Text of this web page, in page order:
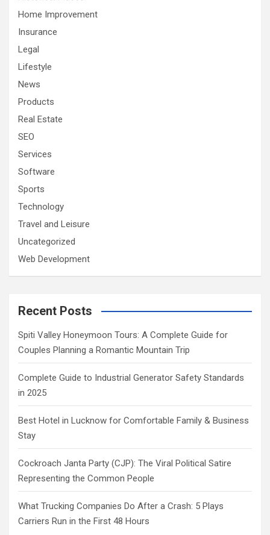
Home Improvement
Insurance
Legal
Lifestyle
News
Products
Real Estate
SEO
Services
Software
Sports
Technology
Travel and Leisure
Uncategorized
Web Development
Recent Posts
Spiti Valley Honeymoon Tours: A Complete Guide for
Couples Planning a Romantic Mountain Trip
Complete Guide to Industrial Generator Safety Standards
in 2025
Best Hotel in Lucknow for Comfortable Family & Business
Stay
Cockroach Janta Party (CJP): The Viral Political Satire
Representing the Common People
What Trucking Companies Do After a Crash: 5 Plays
Carriers Run in the First 48 Hours